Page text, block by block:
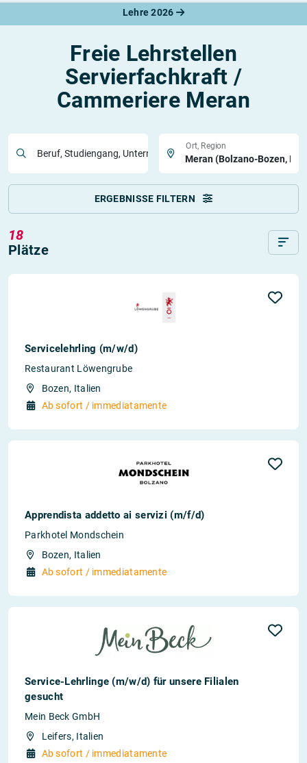
Lehre 2026
Freie Lehrstellen
Servierfachkraft /
Cammeriere Meran
Beruf, Studiengang, Unternehmen
Ort, Region
ERGEBNISSE FILTERN
18
Plätze
Servicelehrling (m/w/d)
Restaurant Löwengrube
Bozen, Italien
Ab sofort / immediatamente
Apprendista addetto ai servizi (m/f/d)
Parkhotel Mondschein
Bozen, Italien
Ab sofort / immediatamente
Service-Lehrlinge (m/w/d) für unsere Filialen
gesucht
Mein Beck GmbH
Leifers, Italien
Ab sofort / immediatamente